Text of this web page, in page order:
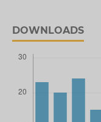
DOWNLOADS